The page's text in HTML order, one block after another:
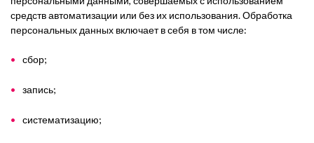
средств автоматизации или без их использования. Обработка
персональных данных включает в себя в том числе:
сбор;
запись;
систематизацию;